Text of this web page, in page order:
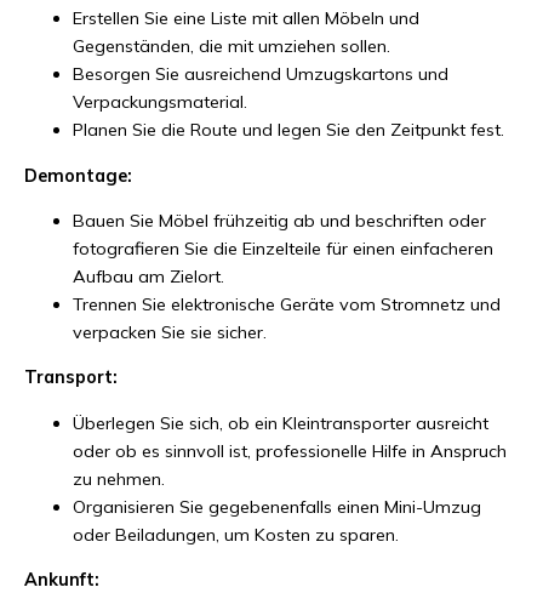
Erstellen Sie eine Liste mit allen Möbeln und
Gegenständen, die mit umziehen sollen.
Besorgen Sie ausreichend Umzugskartons und
Verpackungsmaterial.
Planen Sie die Route und legen Sie den Zeitpunkt fest.
Demontage:
Bauen Sie Möbel frühzeitig ab und beschriften oder
fotografieren Sie die Einzelteile für einen einfacheren
Aufbau am Zielort.
Trennen Sie elektronische Geräte vom Stromnetz und
verpacken Sie sie sicher.
Transport:
Überlegen Sie sich, ob ein Kleintransporter ausreicht
oder ob es sinnvoll ist, professionelle Hilfe in Anspruch
zu nehmen.
Organisieren Sie gegebenenfalls einen Mini-Umzug
oder Beiladungen, um Kosten zu sparen.
Ankunft: